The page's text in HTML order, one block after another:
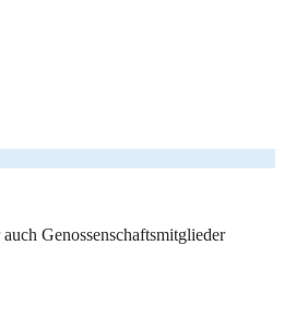
Genossenschaftsmitglieder